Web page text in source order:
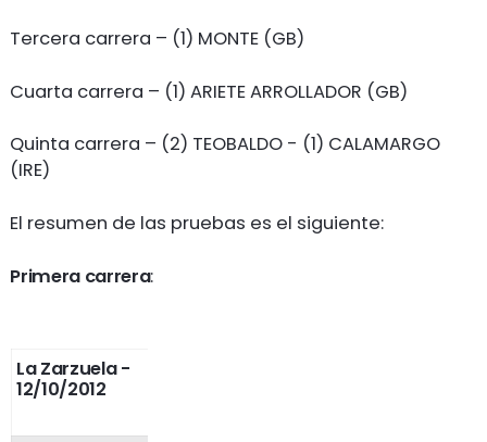
Tercera carrera – (1) MONTE (GB)
Cuarta carrera – (1) ARIETE ARROLLADOR (GB)
Quinta carrera – (2) TEOBALDO - (1) CALAMARGO
(IRE)
El resumen de las pruebas es el siguiente:
Primera carrera:
La Zarzuela-
12/10/2012